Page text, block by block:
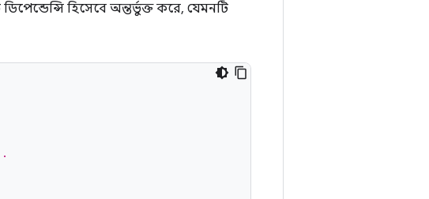
হিসেবে অন্তর্ভুক্ত করে, যেমনটি